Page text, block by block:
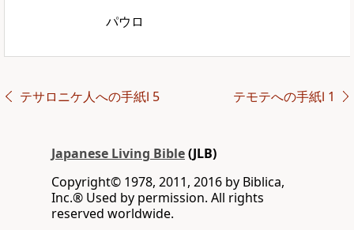
パウロ
テサロニケ人への手紙Ⅰ 5 テモテへの手紙Ⅰ 1
Japanese Living Bible(JLB)
Copyright© 1978, 2011, 2016 by Biblica,
Inc.® Used by permission. All rights
reserved worldwide.